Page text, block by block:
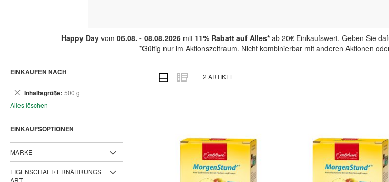
Happy Dayvom 06.08. - 08.08.2026mit 11% Rabatt auf Alles*ab 20€ Einkaufswert. Geben Sie
*Gültig nur im Aktionszeitraum. Nicht kombinierbar mit anderen Aktionen
ANSICHT
ALS
Raster Liste
2 ARTIKEL
EINKAUFEN NACH
Inhaltsgröße 500 g
Dies
Alles löschen
EINKAUFSOPTIONEN
MARKE
EIGENSCHAFT/ ERNÄHRUNGS
ART